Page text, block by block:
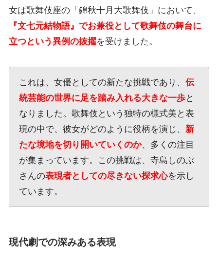
女は歌舞伎座の「錦秋十月大歌舞伎」において、
『文七元結物語』でお兼役として歌舞伎の舞台に
立つという異例の抜擢を受けました。
これは、女優としての新たな挑戦であり、 伝
統芸能の世界に足を踏み入れる大きな一歩と
なりました。歌舞伎という独特の様式美と表
現の中で、彼女がどのように役柄を演じ、 新
たな境地を切り開いていくのか、多くの注目
が集まっています。この挑戦は、寺島しのぶ
さんの表現者としての尽きない探求心を示し
ています。
現代劇での深みある表現